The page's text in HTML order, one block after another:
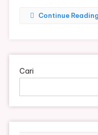
Continue Reading
Cari